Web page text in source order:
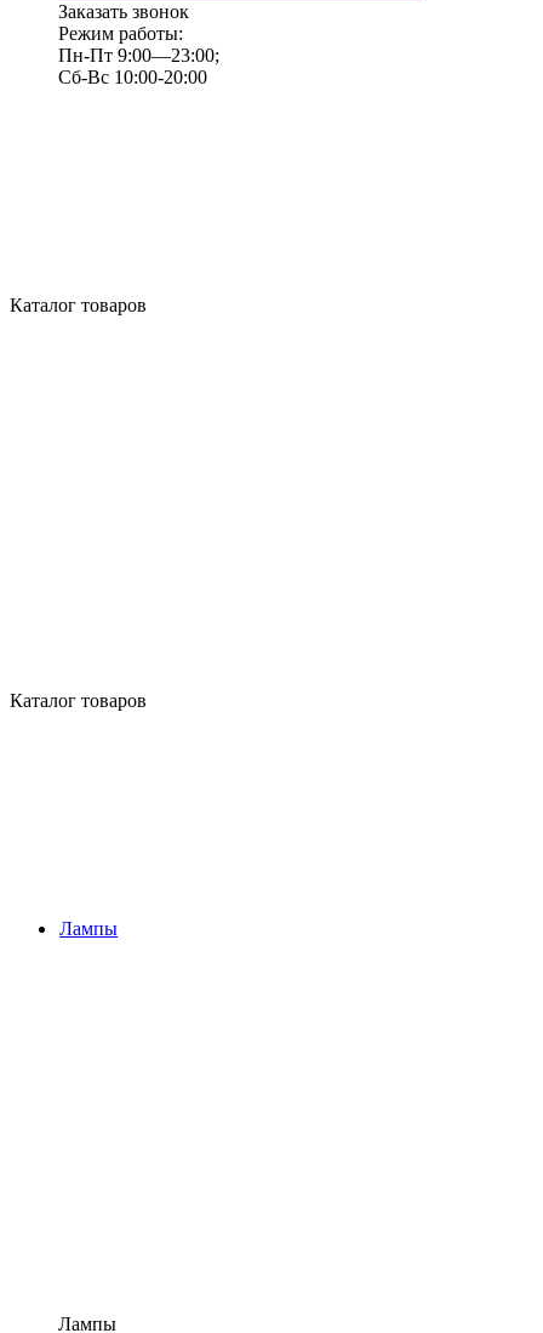
Заказать звонок
Режим работы:
Пн-Пт 9:00—23:00;
Сб-Вс 10:00-20:00
Каталог товаров
Каталог товаров
Лампы
Лампы